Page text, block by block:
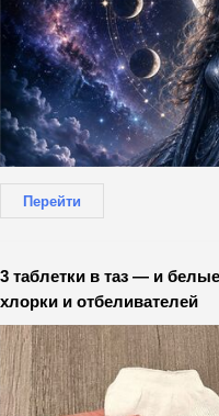
Перейти
3 таблетки в таз — и
хлорки и отбеливателей